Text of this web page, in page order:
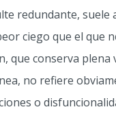
redundante, suele
ciego que el que
que conserva plena
no refiere
o